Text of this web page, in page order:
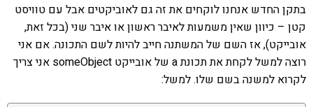
בתקן החדש אנחנו לוקחים את זה גם לאוביקטים אבל עם טוויסט
קטן – כיוון שאין משמעות לאיבר ראשון או איבר שני (בכל זאת,
אובייקט), אז השם של המשתנה חייב להיות לשם התכונה. אם אני
רוצה למשל לקחת את תכונת a של אובייקט someObject אני צריך
לקרוא למשנה בשם שלו. למשל: